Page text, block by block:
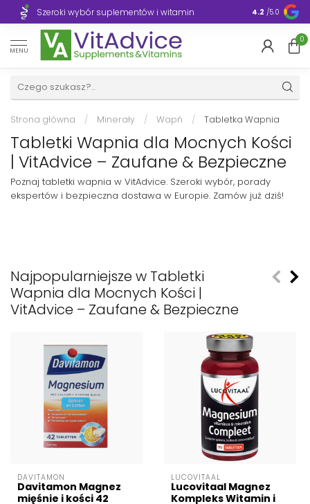
Szeroki wybór suplementów i witamin 4.2 /5.0
MENU
0
Strona główna / Minerały / Wapń / Tabletka Wapnia
Tabletki Wapnia dla Mocnych Kości
| VitAdvice – Zaufane & Bezpieczne
Poznaj tabletki wapnia w VitAdvice. Szeroki wybór, porady
ekspertów i bezpieczna dostawa w Europie. Zamów już dziś!
Najpopularniejsze w Tabletki
Wapnia dla Mocnych Kości |
VitAdvice – Zaufane & Bezpieczne
DAVITAMON
Davitamon Magnez
mięśnie i kości 42
LUCOVITAAL
Lucovitaal Magnez
Kompleks Witamin i